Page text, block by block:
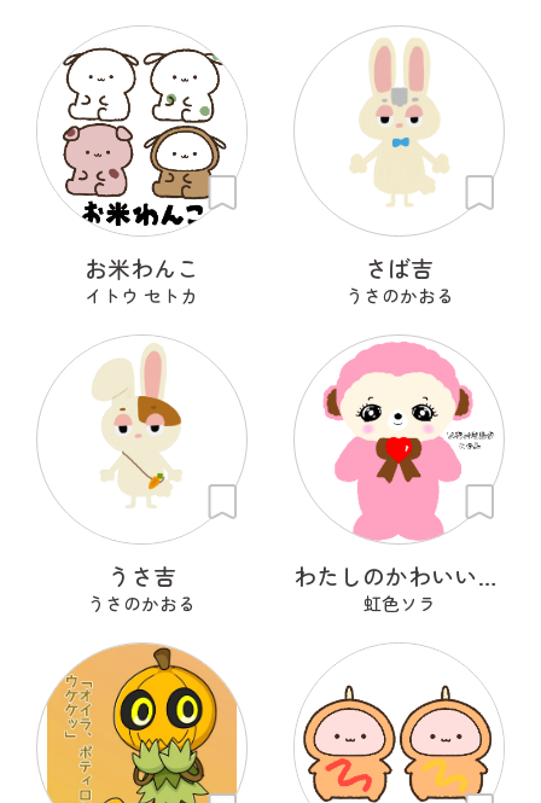
お米わんこ
イトウ セトカ
さば吉
うさのかおる
うさ吉
うさのかおる
わたしのかわいいせかい
虹色ソラ